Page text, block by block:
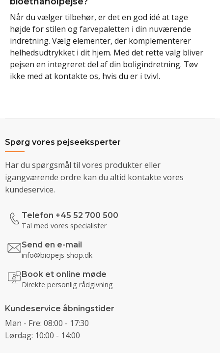
Når du vælger tilbehør, er det en god idé at tage
højde for stilen og farvepaletten i din nuværende
indretning. Vælg elementer, der komplementerer
helhedsudtrykket i dit hjem. Med det rette valg bliver
pejsen en integreret del af din boligindretning. Tøv
ikke med at kontakte os, hvis du er i tvivl.
Spørg vores pejseeksperter
Har du spørgsmål til vores produkter eller
igangværende ordre kan du altid kontakte vores
kundeservice.
Telefon +45 52 700 500
Tal med vores specialister
Send en e-mail
info@biopejs-shop.dk
Book et online møde
Direkte personlig rådgivning
Kundeservice åbningstider
Man - Fre: 08:00 - 17:30
Lørdag: 10:00 - 14:00